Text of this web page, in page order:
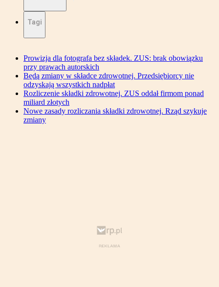
Tagi
Prowizja dla fotografa bez składek. ZUS: brak obowiązku
przy prawach autorskich
Będą zmiany w składce zdrowotnej. Przedsiębiorcy nie
odzyskają wszystkich nadpłat
Rozliczenie składki zdrowotnej. ZUS oddał firmom ponad
miliard złotych
Nowe zasady rozliczania składki zdrowotnej. Rząd szykuje
zmiany